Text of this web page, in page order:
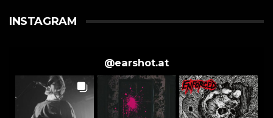
INSTAGRAM
@earshot.at